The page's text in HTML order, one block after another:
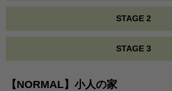
STAGE 2
STAGE 3
【NORMAL】小人の家